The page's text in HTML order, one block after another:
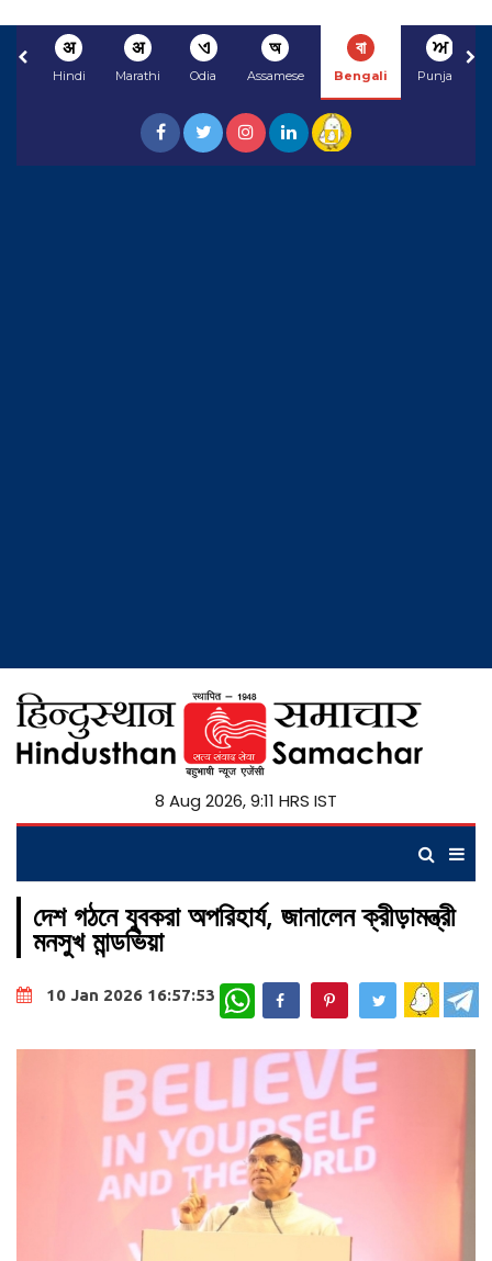
अ
Hindi
अ
Marathi
ଏ
Odia
অ
Assamese
বা
Bengali
ਅ
Punjabi
8 Aug 2026, 9:11 HRS IST
দেশ গঠনে যুবকরা অপরিহার্য, জানালেন ক্রীড়ামন্ত্রী
মনসুখ মান্ডভিয়া
10 Jan 2026 16:57:53 WhatsApp